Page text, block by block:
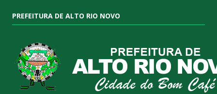
PREFEITURA DE ALTO RIO NOVO